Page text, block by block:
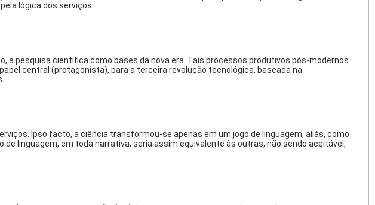
lógica dos serviços.
a pesquisa científica como bases da nova era. Tais processos produtivos pós-modernos
central (protagonista), para a terceira revolução tecnológica, baseada na
Ipso facto, a ciência transformou-se apenas em um jogo de linguagem, aliás, como
linguagem, em toda narrativa, seria assim equivalente às outras, não sendo aceitável,